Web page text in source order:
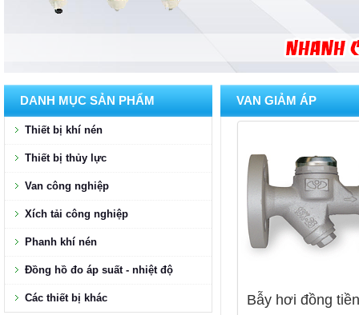
DANH MỤC SẢN PHẨM
Thiết bị khí nén
Thiết bị thủy lực
Van công nghiệp
Xích tải công nghiệp
Phanh khí nén
Đồng hồ đo áp suất - nhiệt độ
Các thiết bị khác
VAN GIẢM ÁP
Bẫy hơi đồng